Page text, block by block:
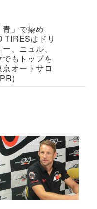
」で染め
TIRESはドリ
、ニュル、
でもトップを
オートサロ